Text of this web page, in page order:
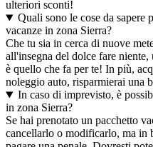
ulteriori sconti!
Quali sono le cose da sapere
vacanze in zona Sierra?
Che tu sia in cerca di nuove
all'insegna del dolce fare niente,
è quello che fa per te! In più,
noleggio auto, risparmierai una
In caso di imprevisto, è
in zona Sierra?
Se hai prenotato un pacchetto
cancellarlo o modificarlo, ma in